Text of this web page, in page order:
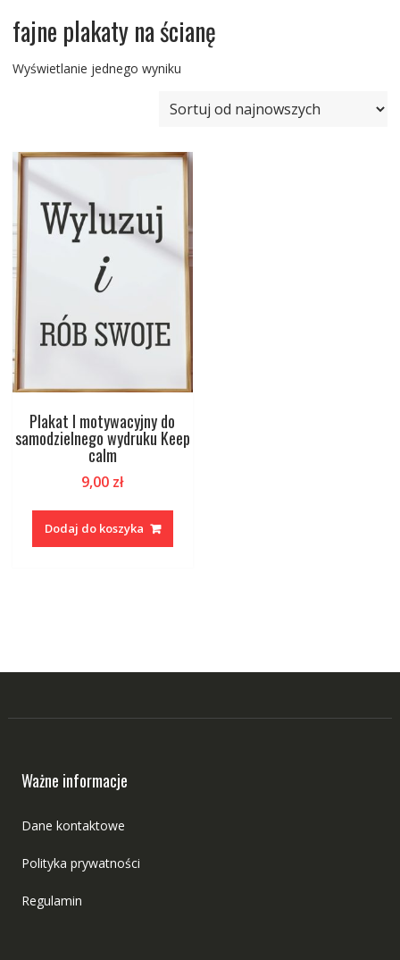
fajne plakaty na ścianę
Wyświetlanie jednego wyniku
Plakat I motywacyjny do
samodzielnego wydruku Keep
calm
9,00 zł
Dodaj do koszyka
Ważne informacje
Dane kontaktowe
Polityka prywatności
Regulamin